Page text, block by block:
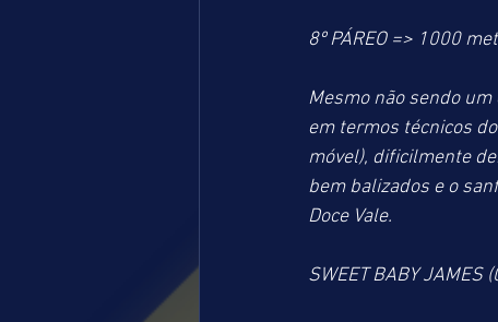
8º PÁREO => 1000
Mesmo não sendo
em termos técnicos
móvel), dificilmente
bem balizados e o
Doce Vale.
SWEET BABY JAMES